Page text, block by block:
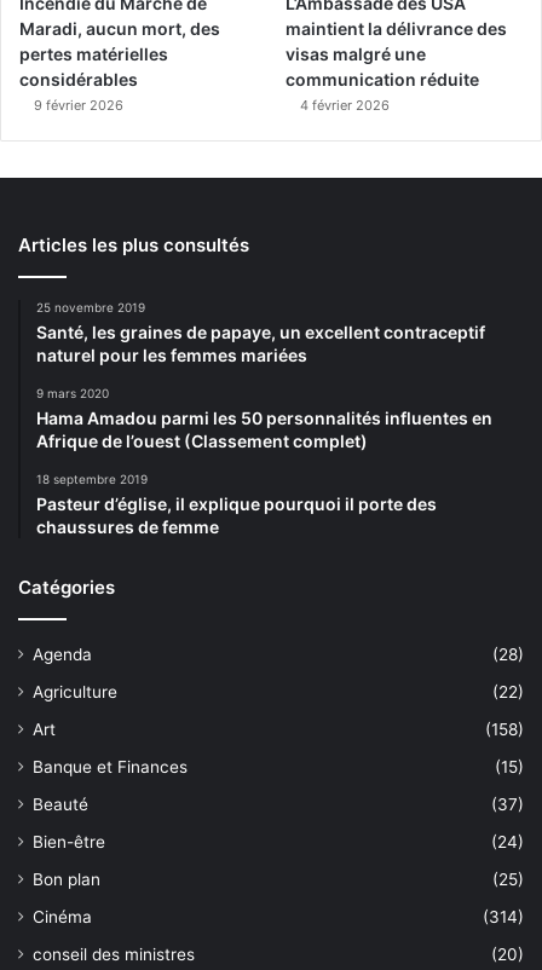
Maradi, aucun mort, des
pertes matérielles
considérables
9 février 2026
maintient la délivrance des
visas malgré une
communication réduite
4 février 2026
Articles les plus consultés
25 novembre 2019
Santé, les graines de papaye, un excellent contraceptif
naturel pour les femmes mariées
9 mars 2020
Hama Amadou parmi les 50 personnalités influentes en
Afrique de l’ouest (Classement complet)
18 septembre 2019
Pasteur d’église, il explique pourquoi il porte des
chaussures de femme
Catégories
Agenda
(28)
Agriculture
(22)
Art
(158)
Banque et Finances
(15)
Beauté
(37)
Bien-être
(24)
Bon plan
(25)
Cinéma
(314)
conseil des ministres
(20)